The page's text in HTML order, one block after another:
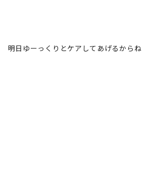
明日ゆーっくりとケアしてあげるからね